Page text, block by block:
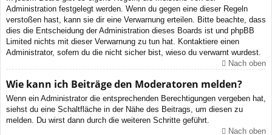
Administration festgelegt werden. Wenn du gegen eine dieser Regeln
verstoßen hast, kann sie dir eine Verwarnung erteilen. Bitte beachte, dass
dies die Entscheidung der Administration dieses Boards ist und phpBB
Limited nichts mit dieser Verwarnung zu tun hat. Kontaktiere einen
Administrator, sofern du die nicht sicher bist, wieso du verwarnt wurdest.
Nach oben
Wie kann ich Beiträge den Moderatoren melden?
Wenn ein Administrator die entsprechenden Berechtigungen vergeben hat,
siehst du eine Schaltfläche in der Nähe des Beitrags, um diesen zu
melden. Du wirst dann durch die weiteren Schritte geführt.
Nach oben